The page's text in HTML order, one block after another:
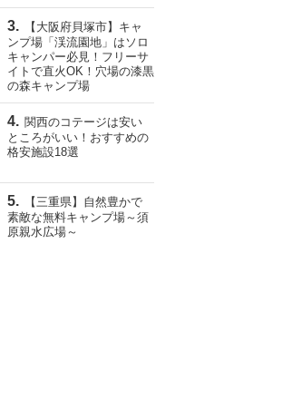
【大阪府貝塚市】キャ
ンプ場「渓流園地」はソロ
キャンパー必見！フリーサ
イトで直火OK！穴場の漆黒
の森キャンプ場
関西のコテージは安い
ところがいい！おすすめの
格安施設18選
【三重県】自然豊かで
素敵な無料キャンプ場～須
原親水広場～